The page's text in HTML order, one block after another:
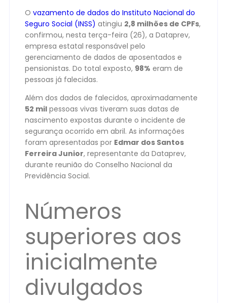
O vazamento de dados do Instituto Nacional do
Seguro Social (INSS) atingiu 2,8 milhões de CPFs,
confirmou, nesta terça-feira (26), a Dataprev,
empresa estatal responsável pelo
gerenciamento de dados de aposentados e
pensionistas. Do total exposto, 98% eram de
pessoas já falecidas.
Além dos dados de falecidos, aproximadamente
52 mil pessoas vivas tiveram suas datas de
nascimento expostas durante o incidente de
segurança ocorrido em abril. As informações
foram apresentadas por Edmar dos Santos
Ferreira Junior, representante da Dataprev,
durante reunião do Conselho Nacional da
Previdência Social.
Números
superiores aos
inicialmente
divulgados